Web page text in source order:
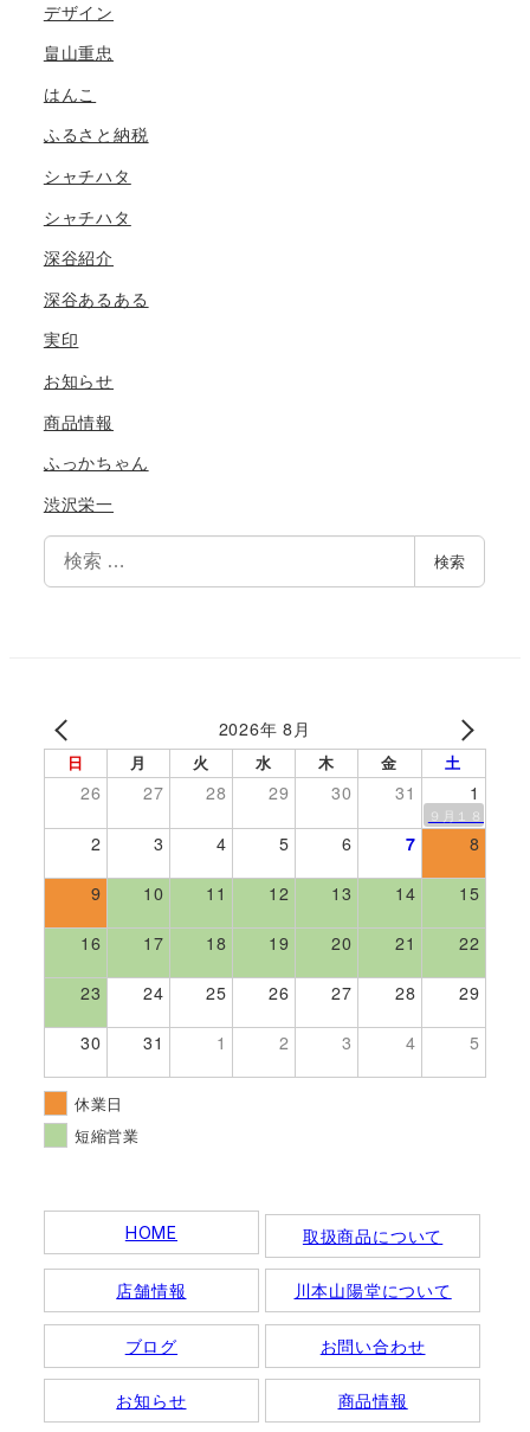
デザイン
畠山重忠
はんこ
ふるさと納税
シャチハタ
シャチハタ
深谷紹介
深谷あるある
実印
お知らせ
商品情報
ふっかちゃん
渋沢栄一
索
検索
HOME 取扱商品について
店舗情報 川本山陽堂について
ブログ お問い合わせ
お知らせ 商品情報
2026年 8月
日 月 火 水 木 金 土
26 27 28 29 30 31 1
９月１８日伊
2 3 4 5 6 7 8
9 10 11 12 13 14 15
16 17 18 19 20 21 22
23 24 25 26 27 28 29
30 31 1 2 3 4 5
休業日
短縮営業